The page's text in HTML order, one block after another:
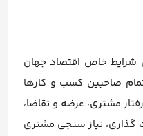
شرایط خاص اقتصاد جهان
صاحبین کسب و کارها
مشتری، عرضه و تقاضا،
گذاری، نیاز سنجی مشتری